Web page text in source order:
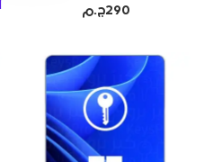
290ج.م